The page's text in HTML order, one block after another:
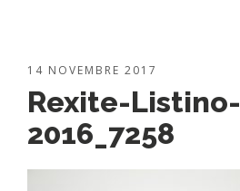
14 NOVEMBRE 2017
Rexite-Listino-
2016_7258